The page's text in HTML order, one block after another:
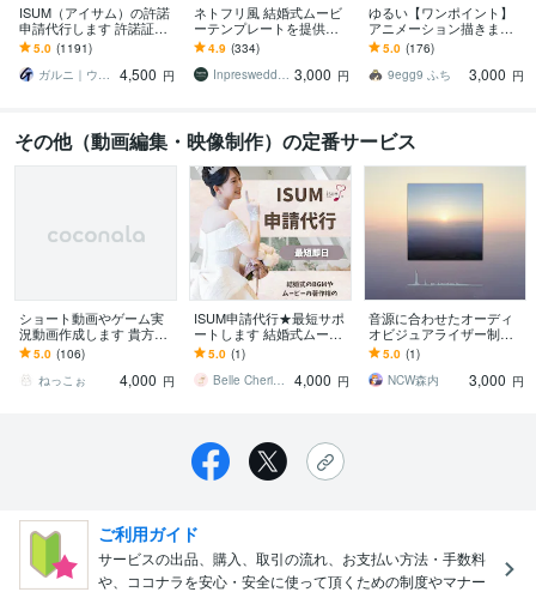
ISUM（アイサム）の許諾
申請代行します 許諾証発
送。複数曲の申請も承り
ます！JASRAC申請も可
能
5.0 (1191)
ガルニ｜ウェディングムービー＆ギフト
4,500 円
ネトフリ風 結婚式ムービ
ーテンプレートを提供し
ます 披露宴を盛り上げ
る！パワポで自作可能な
プロフィールムービー！
4.9 (334)
Inpreswedding 3,000 円
ゆるい【ワンポイント】
アニメーション描きます
「20種類から選べる！」
配信画面・ブログなどの
飾りに！
5.0 (176)
9egg9 ふち
3,000 円
その他（動画編集・映像制作）の定番サービス
ショート動画やゲーム実
況動画作成します 貴方へ
最高の動画をお届けしま
す！
5.0 (106)
ねっこぉ
4,000 円
ISUM申請代行★最短サポ
ートします 結婚式ムービ
ーの著作権、専門業者が
一括解決！
5.0 (1)
Belle Cherie Design
4,000 円
音源に合わせたオーディ
オビジュアライザー制作
します 【選べるテンプ
レ】波形・オーディオス
ペクトラム制作します！
5.0 (1)
NCW森内
3,000 円
ご利用ガイド
サービスの出品、購入、取引の流れ、お支払い方法・手数料
や、ココナラを安心・安全に使って頂くための制度やマナー